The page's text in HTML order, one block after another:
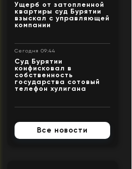
Ущерб от затопленной
квартиры суд Бурятии
взыскал с управляющей
компании
Сегодня 09:44
Суд Бурятии
конфисковал в
собственность
государства сотовый
телефон хулигана
Все новости